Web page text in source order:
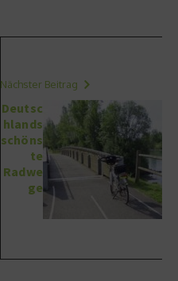
Nächster Beitrag
Deutsc
hlands
schöns
te
Radwe
ge